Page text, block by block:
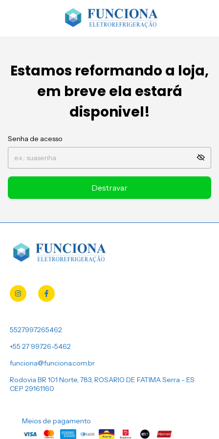
Estamos reformando a loja,
em breve ela estará
disponivel!
Senha de acesso
Destravar
5527997265462
+55 27 99726-5462
funciona@funciona.com.br
Rodovia BR 101 Norte, 783, ROSARIO DE FATIMA Serra - ES
CEP 29161160
Meios de pagamento